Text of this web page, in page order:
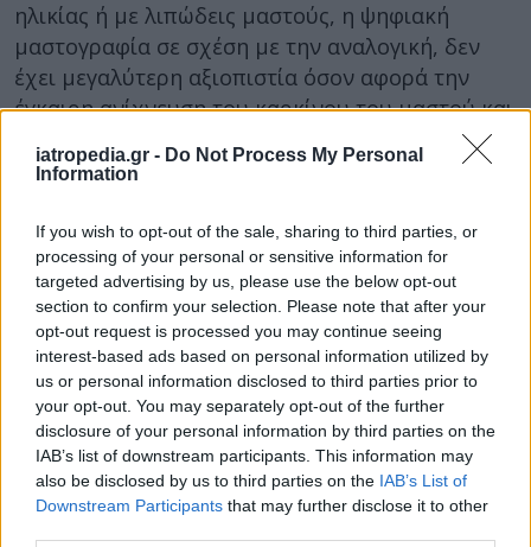
iatropedia.gr - Do Not Process My Personal
Information
If you wish to opt-out of the sale, sharing to third parties, or
processing of your personal or sensitive information for
targeted advertising by us, please use the below opt-out
section to confirm your selection. Please note that after your
opt-out request is processed you may continue seeing
interest-based ads based on personal information utilized by
us or personal information disclosed to third parties prior to
your opt-out. You may separately opt-out of the further
disclosure of your personal information by third parties on the
IAB’s list of downstream participants. This information may
also be disclosed by us to third parties on the IAB’s List of
Downstream Participants that may further disclose it to other
ηλικίας ή με λιπώδεις μαστούς, η ψηφιακή
μαστογραφία σε σχέση με την αναλογική, δεν
έχει μεγαλύτερη αξιοπιστία όσον αφορά την
έγκαιρη ανίχνευση του καρκίνου του μαστού και
Facebook
Twitter